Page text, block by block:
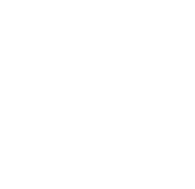
de arquivos suportados